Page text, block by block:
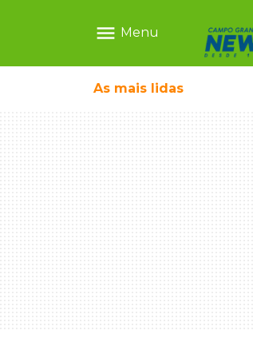
menu Menu
As mais lidas
temporal no interior